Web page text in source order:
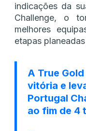
indicações da
Challenge, o
melhores
etapas
A True
vitória e
Portugal
ao fim de 4